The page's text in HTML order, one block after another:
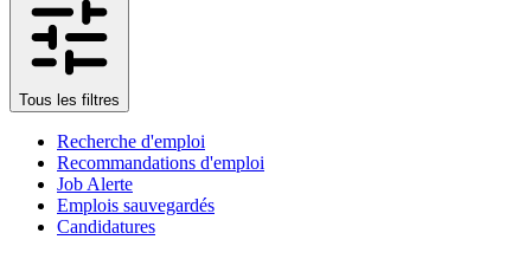
Tous les filtres
Recherche d'emploi
Recommandations d'emploi
Job Alerte
Emplois sauvegardés
Candidatures